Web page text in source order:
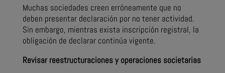
Muchas sociedades creen erróneamente que no
deben presentar declaración por no tener actividad.
Sin embargo, mientras exista inscripción registral, la
obligación de declarar continúa vigente.
Revisar reestructuraciones y operaciones societarias